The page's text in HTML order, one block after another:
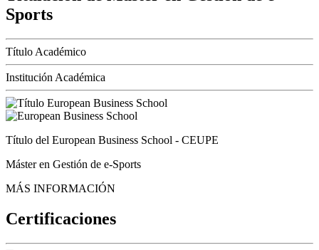
Sports
Título Académico
Institución Académica
Título del European Business School - CEUPE
Máster en Gestión de e-Sports
MÁS INFORMACIÓN
Certificaciones